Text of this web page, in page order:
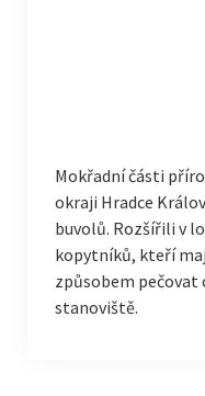
Mokřadní části
okraji Hradce
buvolů. Rozšířili v
kopytníků, kteří
způsobem
stanoviště.